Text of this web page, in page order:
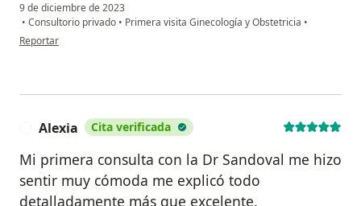
9 de diciembre de 2023
• Consultorio privado • Primera visita Ginecología y Obstetricia •
en opinión del usuario Paulina Pichardo
Reportar
Alexia Cita verificada
Mi primera consulta con la Dr Sandoval me hizo
sentir muy cómoda me explicó todo
detalladamente más que excelente.